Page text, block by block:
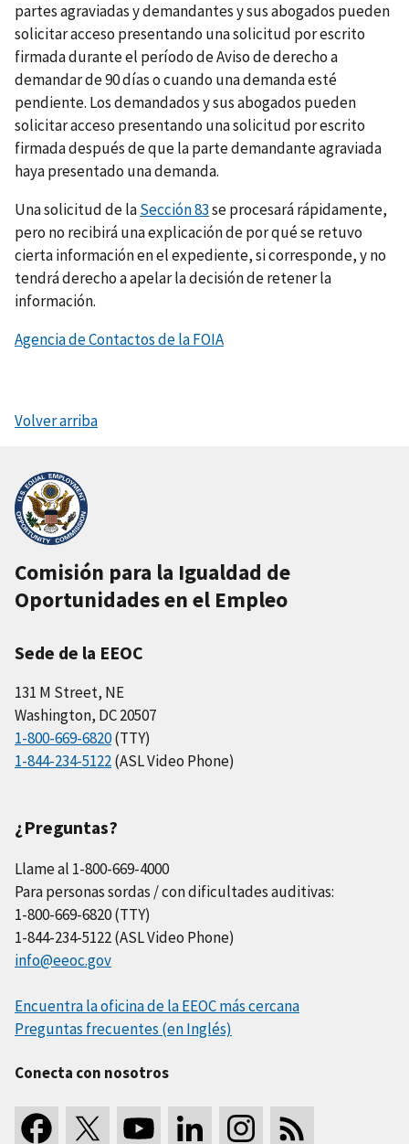
partes agraviadas y demandantes y sus abogados pueden
solicitar acceso presentando una solicitud por escrito
firmada durante el período de Aviso de derecho a
demandar de 90 días o cuando una demanda esté
pendiente. Los demandados y sus abogados pueden
solicitar acceso presentando una solicitud por escrito
firmada después de que la parte demandante agraviada
haya presentado una demanda.
Una solicitud de laSección 83se procesará rápidamente,
pero no recibirá una explicación de por qué se retuvo
cierta información en el expediente, si corresponde, y no
tendrá derecho a apelar la decisión de retener la
información.
Agencia de Contactos de la FOIA
Volver arriba
Comisión para la Igualdad de
Oportunidades en el Empleo
Sede de la EEOC
131 M Street, NE
Washington, DC 20507
1-800-669-6820(TTY)
1-844-234-5122(ASL Video Phone)
¿Preguntas?
Llame al 1-800-669-4000
Para personas sordas / con dificultades auditivas:
1-800-669-6820 (TTY)
1-844-234-5122 (ASL Video Phone)
info@eeoc.gov
Encuentra la oficina de la EEOC más cercana
Preguntas frecuentes (en Inglés)
Conecta con nosotros